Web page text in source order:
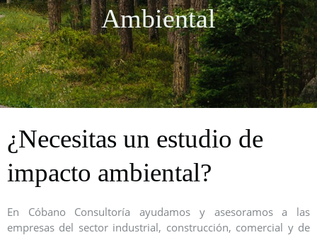
Ambiental
¿Necesitas un estudio de
impacto ambiental?
En Cóbano Consultoría ayudamos y asesoramos a las
empresas del sector industrial, construcción, comercial y de